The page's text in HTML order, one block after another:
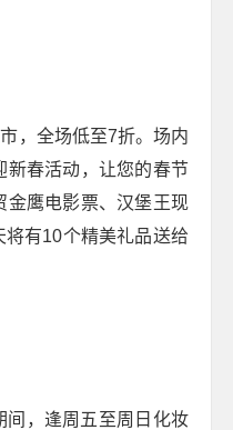
，全场低至7折。场内
新春活动，让您的春节
金鹰电影票、汉堡王现
有10个精美礼品送给
间，逢周五至周日化妆